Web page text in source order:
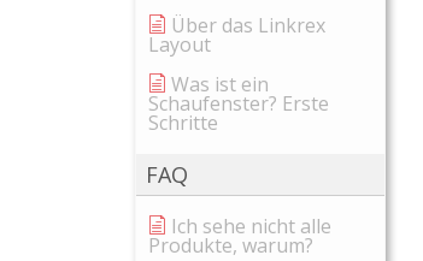
Über das Linkrex
Layout
Was ist ein
Schaufenster? Erste
Schritte
FAQ
Ich sehe nicht alle
Produkte, warum?